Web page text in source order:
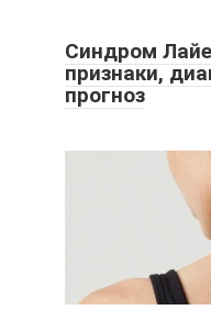
Синдром
признаки,
прогноз